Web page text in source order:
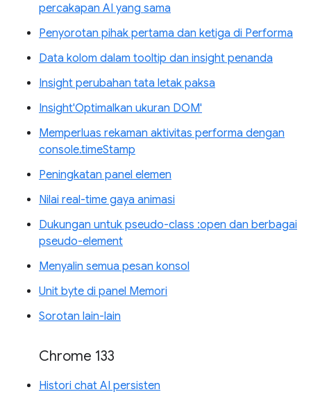
percakapan AI yang sama
Penyorotan pihak pertama dan ketiga di Performa
Data kolom dalam tooltip dan insight penanda
Insight perubahan tata letak paksa
Insight'Optimalkan ukuran DOM'
Memperluas rekaman aktivitas performa dengan
console.timeStamp
Peningkatan panel elemen
Nilai real-time gaya animasi
Dukungan untuk pseudo-class :open dan berbagai
pseudo-element
Menyalin semua pesan konsol
Unit byte di panel Memori
Sorotan lain-lain
Chrome 133
Histori chat AI persisten